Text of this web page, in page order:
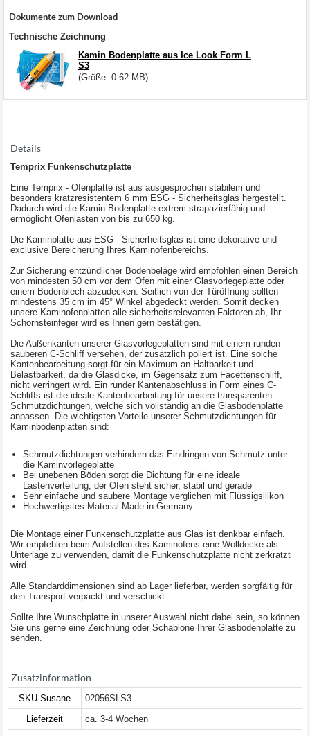
Dokumente zum Download
Technische Zeichnung
Kamin Bodenplatte aus Ice Look Form L
S3
(Größe: 0.62 MB)
Details
Temprix Funkenschutzplatte
Eine Temprix - Ofenplatte ist aus ausgesprochen stabilem und
besonders kratzresistentem 6 mm ESG - Sicherheitsglas hergestellt.
Dadurch wird die Kamin Bodenplatte extrem strapazierfähig und
ermöglicht Ofenlasten von bis zu 650 kg.
Die Kaminplatte aus ESG - Sicherheitsglas ist eine dekorative und
exclusive Bereicherung Ihres Kaminofenbereichs.
Zur Sicherung entzündlicher Bodenbeläge wird empfohlen einen Bereich
von mindesten 50 cm vor dem Ofen mit einer Glasvorlegeplatte oder
einem Bodenblech abzudecken. Seitlich von der Türöffnung sollten
mindestens 35 cm im 45° Winkel abgedeckt werden. Somit decken
unsere Kaminofenplatten alle sicherheitsrelevanten Faktoren ab, Ihr
Schornsteinfeger wird es Ihnen gern bestätigen.
Die Außenkanten unserer Glasvorlegeplatten sind mit einem runden
sauberen C-Schliff versehen, der zusätzlich poliert ist. Eine solche
Kantenbearbeitung sorgt für ein Maximum an Haltbarkeit und
Belastbarkeit, da die Glasdicke, im Gegensatz zum Facettenschliff,
nicht verringert wird. Ein runder Kantenabschluss in Form eines C-
Schliffs ist die ideale Kantenbearbeitung für unsere transparenten
Schmutzdichtungen, welche sich vollständig an die Glasbodenplatte
anpassen. Die wichtigsten Vorteile unserer Schmutzdichtungen für
Kaminbodenplatten sind:
Schmutzdichtungen verhindern das Eindringen von Schmutz unter
die Kaminvorlegeplatte
Bei unebenen Böden sorgt die Dichtung für eine ideale
Lastenverteilung, der Ofen steht sicher, stabil und gerade
Sehr einfache und saubere Montage verglichen mit Flüssigsilikon
Hochwertigstes Material Made in Germany
Die Montage einer Funkenschutzplatte aus Glas ist denkbar einfach.
Wir empfehlen beim Aufstellen des Kaminofens eine Wolldecke als
Unterlage zu verwenden, damit die Funkenschutzplatte nicht zerkratzt
wird.
Alle Standarddimensionen sind ab Lager lieferbar, werden sorgfältig für
den Transport verpackt und verschickt.
Sollte Ihre Wunschplatte in unserer Auswahl nicht dabei sein, so können
Sie uns gerne eine Zeichnung oder Schablone Ihrer Glasbodenplatte zu
senden.
Zusatzinformation
SKU Susane
02056SLS3
Lieferzeit
ca. 3-4 Wochen